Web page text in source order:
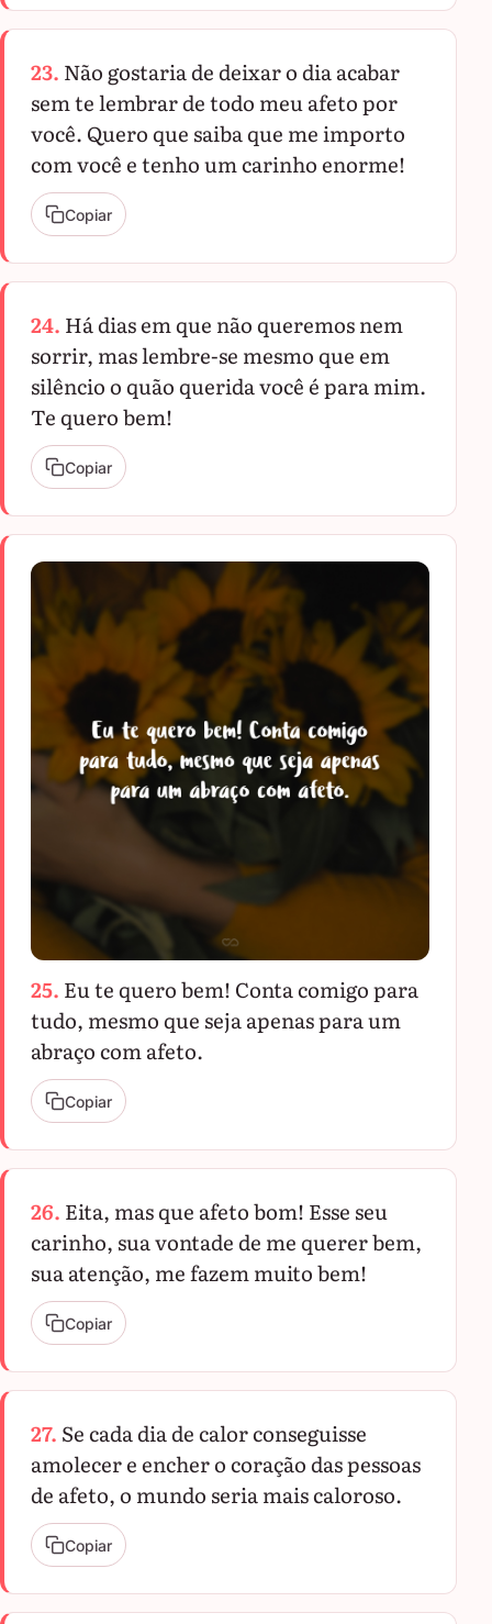
23. Não gostaria de deixar o dia acabar
sem te lembrar de todo meu afeto por
você. Quero que saiba que me importo
com você e tenho um carinho enorme!
Copiar
24. Há dias em que não queremos nem
sorrir, mas lembre-se mesmo que em
silêncio o quão querida você é para mim.
Te quero bem!
Copiar
25. Eu te quero bem! Conta comigo para
tudo, mesmo que seja apenas para um
abraço com afeto.
Copiar
26. Eita, mas que afeto bom! Esse seu
carinho, sua vontade de me querer bem,
sua atenção, me fazem muito bem!
Copiar
27. Se cada dia de calor conseguisse
amolecer e encher o coração das pessoas
de afeto, o mundo seria mais caloroso.
Copiar